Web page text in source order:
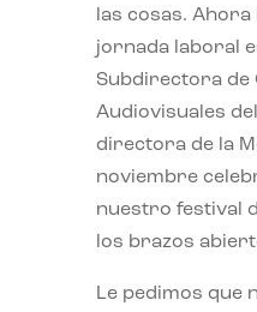
las cosas. Ahora
jornada laboral
Subdirectora de
Audiovisuales
directora de la
noviembre
nuestro festival
los brazos
Le pedimos que